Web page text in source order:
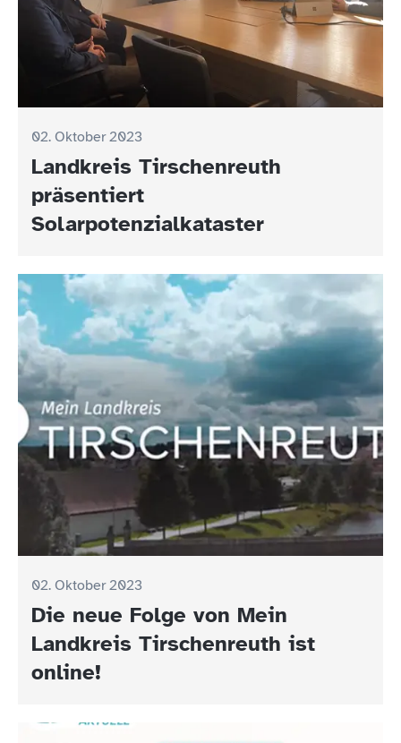
02. Oktober 2023
Landkreis Tirschenreuth
präsentiert
Solarpotenzialkataster
02. Oktober 2023
Die neue Folge von Mein
Landkreis Tirschenreuth ist
online!